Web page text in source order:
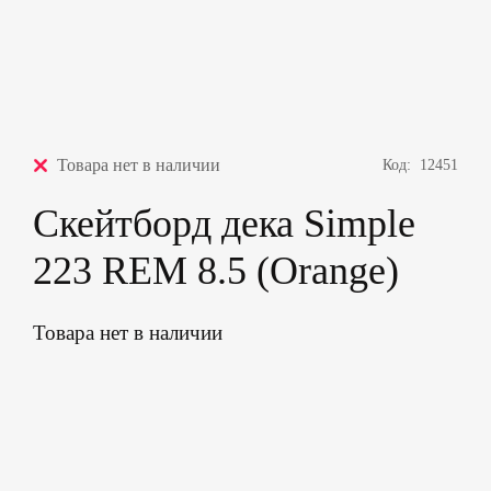
Товара нет в наличии Код: 12451
Скейтборд дека Simple
223 REM 8.5 (Orange)
Товара нет в наличии